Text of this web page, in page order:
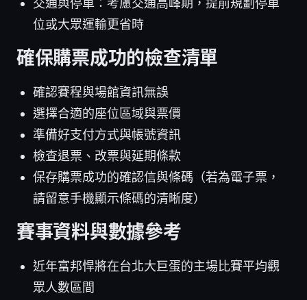
位或大眾運輸更省時
確保購票成功的檢查清單
確認賽程與場館資訊無誤
選擇合適的座位區域與票價
準備好支付方式與帳號資訊
檢查退票、改票與延期條款
保存購票成功的確認信與條碼（若為電子票，
請留意手機顯示條碼的清晰度）
賽事資料與數據參考
近年富邦悍將在台北大巨蛋的主場比賽平均觀
眾人數區間